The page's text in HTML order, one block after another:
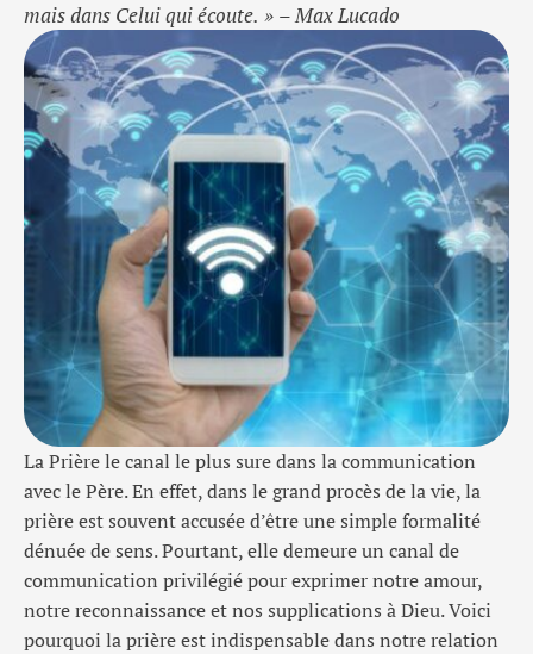
mais dans Celui qui écoute. » – Max Lucado
La Prière le canal le plus sure dans la communication
avec le Père. En effet, dans le grand procès de la vie, la
prière est souvent accusée d’être une simple formalité
dénuée de sens. Pourtant, elle demeure un canal de
communication privilégié pour exprimer notre amour,
notre reconnaissance et nos supplications à Dieu. Voici
pourquoi la prière est indispensable dans notre relation